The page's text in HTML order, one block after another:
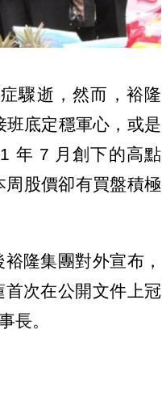
驟逝，然而，裕隆
底定穩軍心，或是
年 7 月創下的高點
股價卻有買盤積極
隆集團對外宣布，
次在公開文件上冠
長。